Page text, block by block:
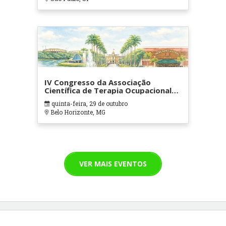
IV Congresso da Associação
Científica de Terapia Ocupacional
em Contextos Hospitalares e
Cuidados Paliativos - ATOHOSP
quinta-feira, 29 de outubro
Belo Horizonte, MG
VER MAIS EVENTOS